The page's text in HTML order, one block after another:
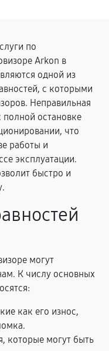
по
Arkon в
одной из
с которыми
Неправильная
полной остановке
что
работы и
эксплуатации.
быстро и
могут
К числу основных
как его износ,
которые могут быть